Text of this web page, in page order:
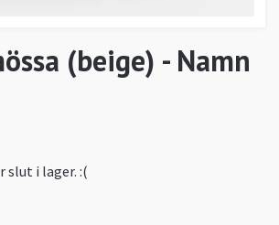
(beige) - Namn
slut i lager. :(